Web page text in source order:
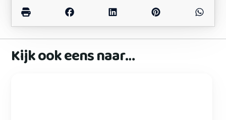
Kijk ook eens naar…